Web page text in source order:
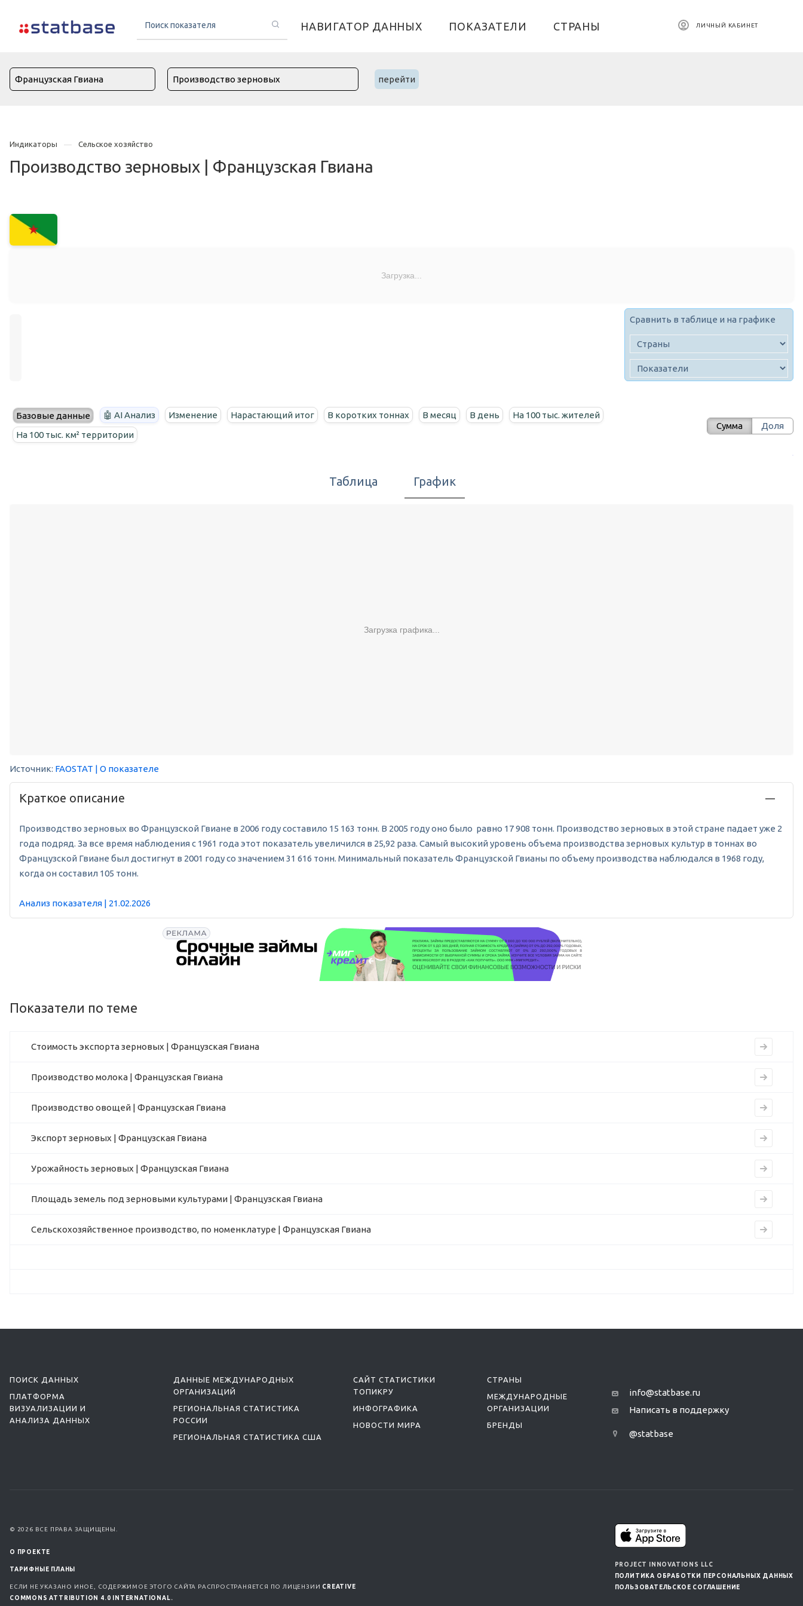
НАВИГАТОР ДАННЫХ ПОКАЗАТЕЛИ СТРАНЫ ЛИЧНЫЙ КАБИНЕТ
перейти
Индикаторы Сельское хозяйство
Производство зерновых | Французская Гвиана
Загрузка...
Сравнить в таблице и на графике
Базовые данные 🤖 AI Анализ Изменение Нарастающий итог В коротких тоннах В месяц В день
На 100 тыс. жителей
На 100 тыс. км² территории
Сумма Доля
Таблица График
Загрузка графика...
Источник: FAOSTAT | О показателе
Краткое описание
Производство зерновых во Французской Гвиане в 2006 году составило 15 163 тонн. В 2005 году оно было равно 17 908 тонн. Производство зерновых в этой стране падает уже 2
года подряд. За все время наблюдения с 1961 года этот показатель увеличился в 25,92 раза. Самый высокий уровень объема производства зерновых культур в тоннах во
Французской Гвиане был достигнут в 2001 году со значением 31 616 тонн. Минимальный показатель Французской Гвианы по объему производства наблюдался в 1968 году,
когда он составил 105 тонн.
Анализ показателя | 21.02.2026
Показатели по теме
Стоимость экспорта зерновых | Французская Гвиана
Производство молока | Французская Гвиана
Производство овощей | Французская Гвиана
Экспорт зерновых | Французская Гвиана
Урожайность зерновых | Французская Гвиана
Площадь земель под зерновыми культурами | Французская Гвиана
Сельскохозяйственное производство, по номенклатуре | Французская Гвиана
ПОИСК ДАННЫХ
ПЛАТФОРМА
ВИЗУАЛИЗАЦИИ И
АНАЛИЗА ДАННЫХ
ДАННЫЕ МЕЖДУНАРОДНЫХ
ОРГАНИЗАЦИЙ
РЕГИОНАЛЬНАЯ СТАТИСТИКА
РОССИИ
РЕГИОНАЛЬНАЯ СТАТИСТИКА США
САЙТ СТАТИСТИКИ
ТОПИКРУ
ИНФОГРАФИКА
НОВОСТИ МИРА
СТРАНЫ
МЕЖДУНАРОДНЫЕ
ОРГАНИЗАЦИИ
БРЕНДЫ
info@statbase.ru
Написать в поддержку
@statbase
PROJECT INNOVATIONS LLC
ПОЛИТИКА ОБРАБОТКИ ПЕРСОНАЛЬНЫХ ДАННЫХ
ПОЛЬЗОВАТЕЛЬСКОЕ СОГЛАШЕНИЕ
© 2026 ВСЕ ПРАВА ЗАЩИЩЕНЫ.
О ПРОЕКТЕ
ТАРИФНЫЕ ПЛАНЫ
ЕСЛИ НЕ УКАЗАНО ИНОЕ, СОДЕРЖИМОЕ ЭТОГО САЙТА РАСПРОСТРАНЯЕТСЯ ПО ЛИЦЕНЗИИ CREATIVE
COMMONS ATTRIBUTION 4.0 INTERNATIONAL.